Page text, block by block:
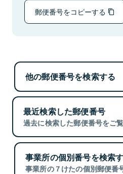
郵便番号をコピーする
他の郵便番号を検索する
最近検索した郵便番号
過去に検索した郵便番号をご
事業所の個別番号を検索
事業所の７けたの個別郵便番